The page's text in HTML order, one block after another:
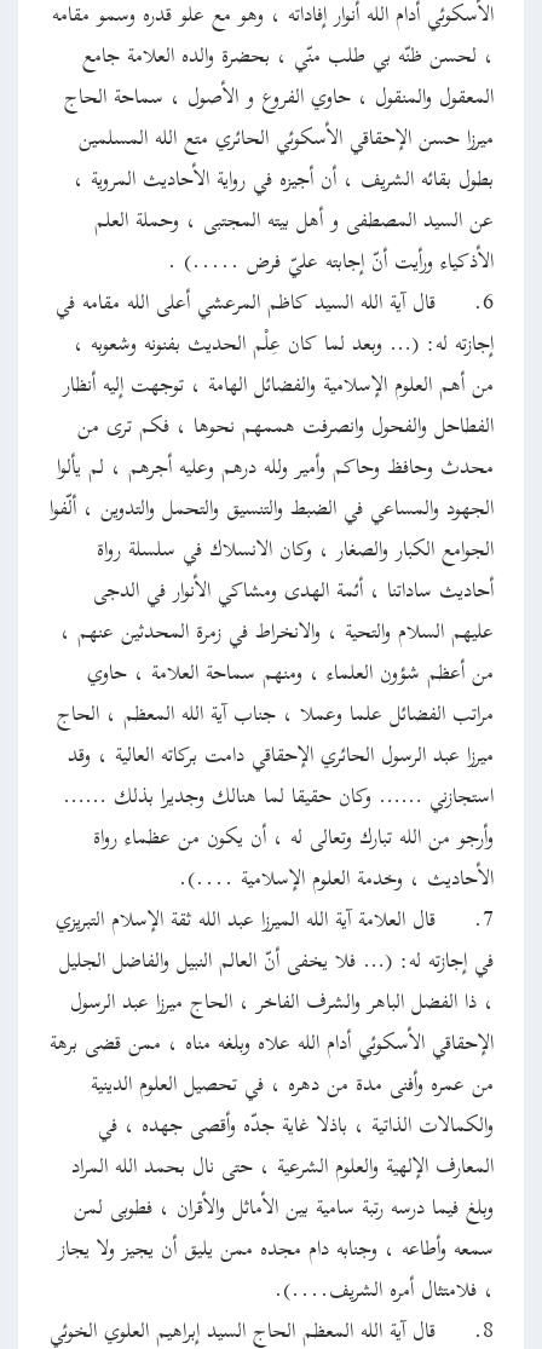
الأسكوئي أدام الله أنوار إفاداته ، وهو مع علو قدره وسمو مقامه
، لحسن ظنّه بي طلب منّي ، بحضرة والده العلامة جامع
المعقول والمنقول ، حاوي الفروع و الأصول ، سماحة الحاج
ميرزا حسن الإحقاقي الأسكوئي الحائري متع الله المسلمين
بطول بقائه الشريف ، أن أجيزه في رواية الأحاديث المروية ،
عن السيد المصطفى و أهل بيته المجتبى ، وحملة العلم
الأذكياء ورأيت أنّ إجابته عليّ فرض .....) .
6.
قال آية الله السيد كاظم المرعشي أعلى الله مقامه في
إجازته له: (… وبعد لما كان عِلْم الحديث بفنونه وشعوبه ،
من أهم العلوم الإسلامية والفضائل الهامة ، توجهت إليه أنظار
الفطاحل والفحول وانصرفت هممهم نحوها ، فكم ترى من
محدث وحافظ وحاكم وأمير ولله درهم وعليه أجرهم ، لم يألوا
الجهود والمساعي في الضبط والتنسيق والتحمل والتدوين ، ألّفوا
الجوامع الكبار والصغار ، وكان الانسلاك في سلسلة رواة
أحاديث ساداتنا ، أئمة الهدى ومشاكي الأنوار في الدجى
عليهم السلام والتحية ، والانخراط في زمرة المحدثين عنهم ،
من أعظم شؤون العلماء ، ومنهم سماحة العلامة ، حاوي
مراتب الفضائل علما وعملا ، جناب آية الله المعظم ، الحاج
ميرزا عبد الرسول الحائري الإحقاقي دامت بركاته العالية ، وقد
استجازني …… وكان حقيقا لما هنالك وجديرا بذلك ……
وأرجو من الله تبارك وتعالى له ، أن يكون من عظماء رواة
الأحاديث ، وخدمة العلوم الإسلامية ....).
7.
قال العلامة آية الله الميرزا عبد الله ثقة الإسلام التبريزي
في إجازته له: (… فلا يخفى أنّ العالم النبيل والفاضل الجليل
، ذا الفضل الباهر والشرف الفاخر ، الحاج ميرزا عبد الرسول
الإحقاقي الأسكوئي أدام الله علاه وبلغه مناه ، ممن قضى برهة
من عمره وأفنى مدة من دهره ، في تحصيل العلوم الدينية
والكمالات الذاتية ، باذلا غاية جدّه وأقصى جهده ، في
المعارف الإلهية والعلوم الشرعية ، حتى نال بحمد الله المراد
وبلغ فيما درسه رتبة سامية بين الأماثل والأقران ، فطوبى لمن
سمعه وأطاعه ، وجنابه دام مجده ممن يليق أن يجيز ولا يجاز
، فلامتثال أمره الشريف....).
8.
قال آية الله المعظم الحاج السيد إبراهيم العلوي الخوئي